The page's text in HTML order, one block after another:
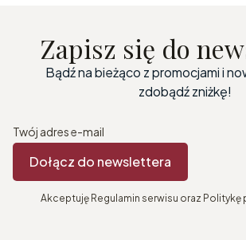
Zapisz się do
Bądź na bieżąco z promocjami i
zdobądź zniżkę!
Twój adres e-mail
Dołącz do newslettera
Akceptuję Regulamin serwisu oraz Politykę